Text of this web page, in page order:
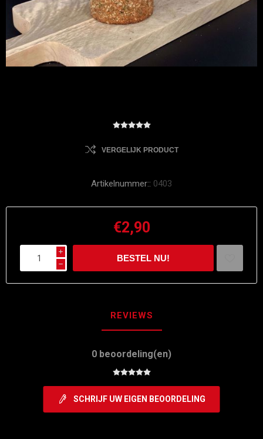
VERGELIJK PRODUCT
Artikelnummer:: 0403
€2,90
i
h
REVIEWS
0 beoordeling(en)
SCHRIJF UW EIGEN BEOORDELING